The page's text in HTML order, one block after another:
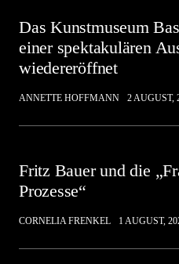
Das Kunstmuseum
einer spektakulären
wiedereröffnet
ANNETTE HOFFMANN 2 AUGUST,
Fritz Bauer und die
Prozesse“
CORNELIA FRENKEL 1 AUGUST,